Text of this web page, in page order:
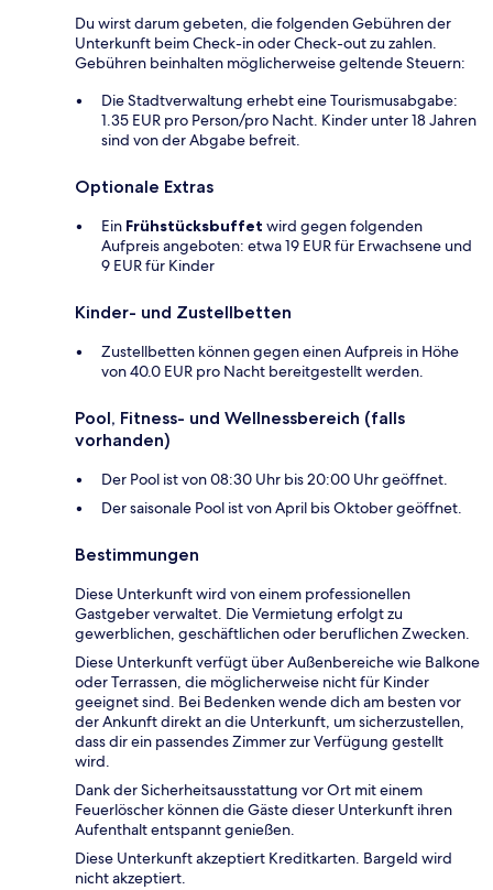
Du wirst darum gebeten, die folgenden Gebühren der
Unterkunft beim Check-in oder Check-out zu zahlen.
Gebühren beinhalten möglicherweise geltende Steuern:
Die Stadtverwaltung erhebt eine Tourismusabgabe:
1.35 EUR pro Person/pro Nacht. Kinder unter 18 Jahren
sind von der Abgabe befreit.
Optionale Extras
Ein Frühstücksbuffet wird gegen folgenden
Aufpreis angeboten: etwa 19 EUR für Erwachsene und
9 EUR für Kinder
Kinder- und Zustellbetten
Zustellbetten können gegen einen Aufpreis in Höhe
von 40.0 EUR pro Nacht bereitgestellt werden.
Pool, Fitness- und Wellnessbereich (falls
vorhanden)
Der Pool ist von 08:30 Uhr bis 20:00 Uhr geöffnet.
Der saisonale Pool ist von April bis Oktober geöffnet.
Bestimmungen
Diese Unterkunft wird von einem professionellen
Gastgeber verwaltet. Die Vermietung erfolgt zu
gewerblichen, geschäftlichen oder beruflichen Zwecken.
Diese Unterkunft verfügt über Außenbereiche wie Balkone
oder Terrassen, die möglicherweise nicht für Kinder
geeignet sind. Bei Bedenken wende dich am besten vor
der Ankunft direkt an die Unterkunft, um sicherzustellen,
dass dir ein passendes Zimmer zur Verfügung gestellt
wird.
Dank der Sicherheitsausstattung vor Ort mit einem
Feuerlöscher können die Gäste dieser Unterkunft ihren
Aufenthalt entspannt genießen.
Diese Unterkunft akzeptiert Kreditkarten. Bargeld wird
nicht akzeptiert.